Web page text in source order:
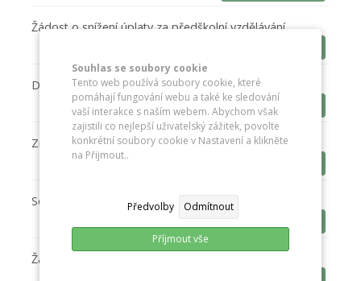
Souhlas se soubory cookie
Tento web používá soubory cookie, které
pomáhají fungování webu a také ke sledování
vaší interakce s naším webem. Abychom však
zajistili co nejlepší uživatelský zážitek, povolte
konkrétní soubory cookie v Nastavení a klikněte
na Přijmout..
Předvolby Odmítnout
Příjmout vše
Žádost o snížení úplaty za předškolní vzdělávání
Dohoda o docházce do mateřské školy
Stáhnout
Zmocnění k vyzvedávání dítěte z mateřské školy
Souhlas se zpracováním údajů o dítěti
Žádost o osvobození od úplaty školného